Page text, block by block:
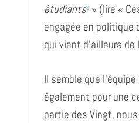
étudiants3 » (lire «
engagée en politique
qui vient d’ailleurs
Il semble que
également pour une
partie des Vingt,